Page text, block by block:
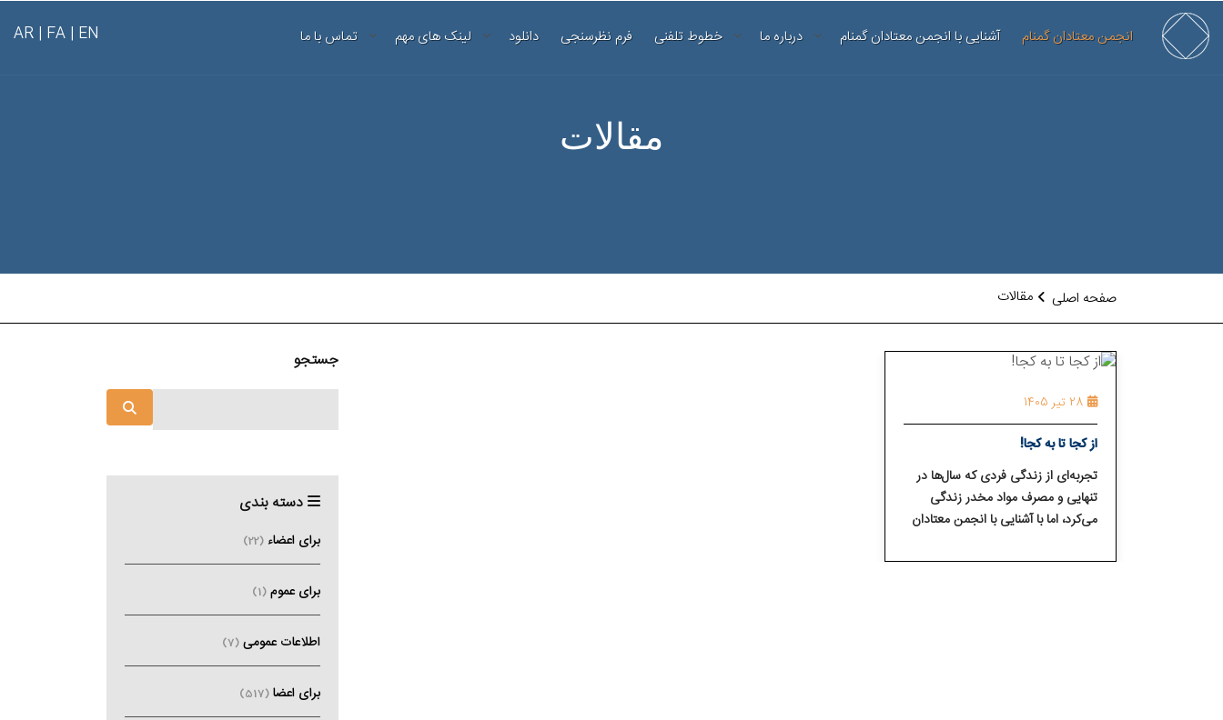
EN |
FA |
AR انجمن معتادان گمنام آشنایی با انجمن معتادان گمنام درباره ما خطوط تلفنی فرم نظرسنجی دانلود لینک های مهم تماس با ما
مقالات
صفحه اصلی مقالات
28 تیر 1405
از کجا تا به کجا!
تجربه‌ای از زندگی فردی که سال‌ها در
تنهایی و مصرف مواد مخدر زندگی
می‌کرد، اما با آشنایی با انجمن معتادان
برای رشد، ارتباط با دیگران و بازگشت به
جستجو
دسته بندی
برای اعضاء (22)
برای عموم (1)
اطلاعات عمومی (7)
برای اعضا (517)